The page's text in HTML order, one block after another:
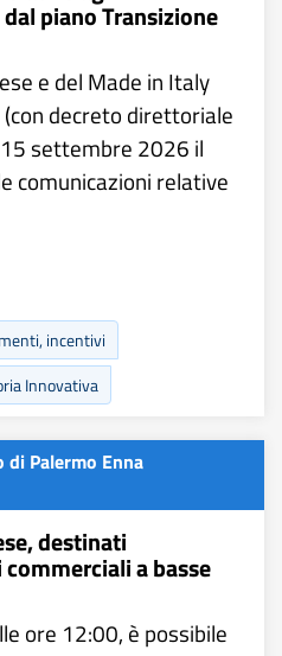
piano Transizione
e del Made in Italy
decreto direttoriale
settembre 2026 il
comunicazioni relative
incentivi
Innovativa
di Palermo Enna
destinati
a basse
ore 12:00, è possibile